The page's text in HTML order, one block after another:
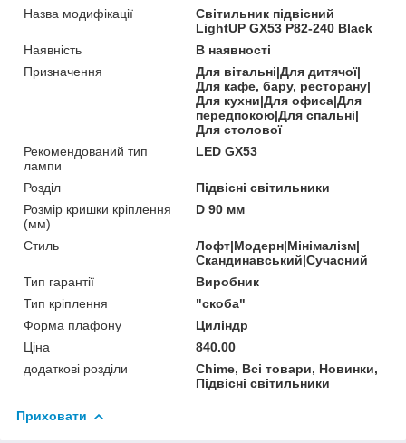
Назва модифікації
Світильник підвісний
LightUP GX53 P82-240 Black
Наявність
В наявності
Призначення
Для вітальні|Для дитячої|
Для кафе, бару, ресторану|
Для кухни|Для офиса|Для
передпокою|Для спальні|
Для столової
Рекомендований тип
лампи
LED GX53
Розділ
Підвісні світильники
Розмір кришки кріплення
(мм)
D 90 мм
Стиль
Лофт|Модерн|Мінімалізм|
Скандинавський|Сучасний
Тип гарантії
Виробник
Тип кріплення
"скоба"
Форма плафону
Циліндр
Ціна
840.00
додаткові розділи
Chime, Всі товари, Новинки,
Підвісні світильники
Приховати